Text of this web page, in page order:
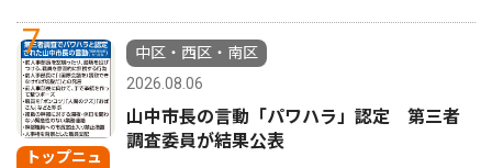
7
トップニュ
中区・西区・南区
2026.08.06
山中市長の言動「パワハラ」認定 第三者
調査委員が結果公表